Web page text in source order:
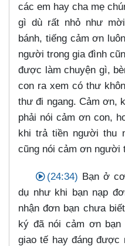
các em hay cha mẹ
gì dù rất nhỏ như
bánh, tiếng cảm ơn
người trong gia đình
được làm chuyện gì,
con ra xem có thư
thư đi ngang. Cảm ơn,
phải nói cảm ơn con,
khi trả tiền người thu
cũng nói cảm ơn người
(24:34) Bạn ở
dụ như khi bạn nạp
nhận đơn bạn chưa
ký đã nói cảm ơn
giao tế hay đáng được